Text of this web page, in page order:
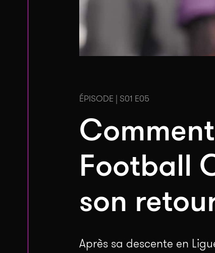
ÉPISODE | S01 E05
Football
son
Après sa descente en